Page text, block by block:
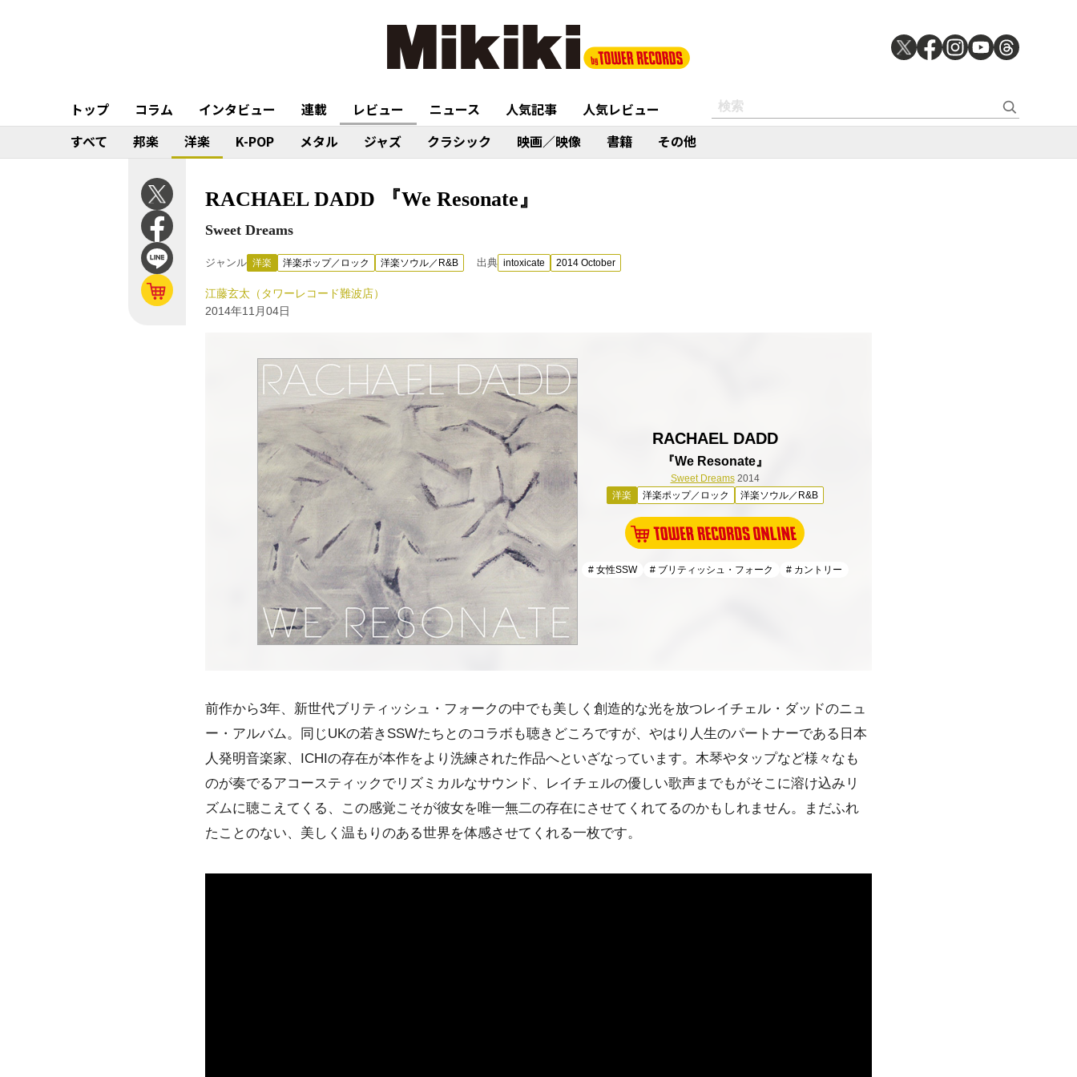
トップ コラム インタビュー 連載 レビュー ニュース 人気記事
人気レビュー
すべて
邦楽 洋楽 K-POP メタル ジャズ クラシック 映画／映像 書籍 その他
RACHAEL DADD 『We Resonate』
Sweet Dreams
ジャンル 洋楽 洋楽ポップ／ロック 洋楽ソウル／R&B 出典 intoxicate 2014 October
江藤玄太（タワーレコード難波店）
2014年11月04日
RACHAEL DADD
『We Resonate』
Sweet Dreams2014
洋楽
洋楽ポップ／ロック 洋楽ソウル／R&B
# 女性SSW # ブリティッシュ・フォーク # カントリー
前作から3年、新世代ブリティッシュ・フォークの中でも美しく創造的な光を放つレイチェル・ダッドのニュ
ー・アルバム。同じUKの若きSSWたちとのコラボも聴きどころですが、やはり人生のパートナーである日本
人発明音楽家、
ICHI の存在が本作をより洗練された作品へといざなっています。木琴やタップなど様々なも
のが奏でるアコースティックでリズミカルなサウンド、レイチェルの優しい歌声までもがそこに溶け込みリ
ズムに聴こえてくる、この感覚こそが彼女を唯一無二の存在にさせてくれてるのかもしれません。まだふれ
たことのない、美しく温もりのある世界を体感させてくれる一枚です。